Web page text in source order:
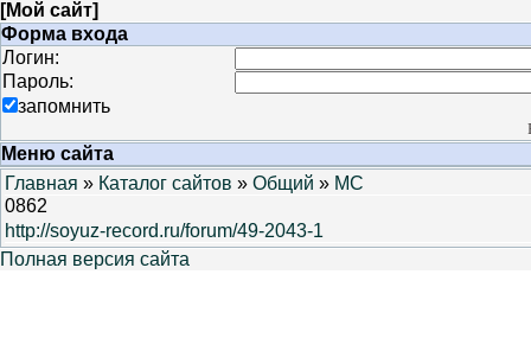
[Мой сайт]
Форма входа
Логин:
Пароль:
запомнить
Меню сайта
Главная » Каталог сайтов » Общий » MC
0862
http://soyuz-record.ru/forum/49-2043-1
Полная версия сайта